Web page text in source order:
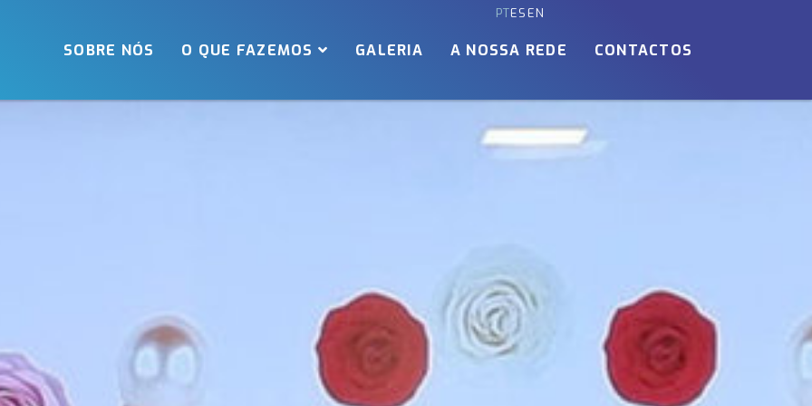
SOBRE NÓS O QUE FAZEMOS GALERIA A NOSSA REDE CONTACTOS
PTES EN